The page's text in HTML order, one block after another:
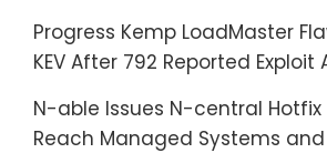
Progress Kemp LoadMaster
KEV After 792 Reported
N-able Issues N-central
Reach Managed Systems and